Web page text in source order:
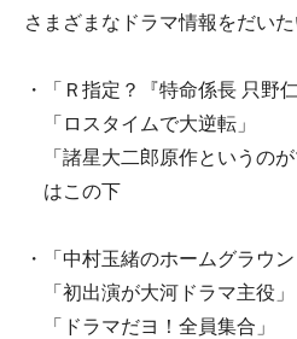
さまざまなドラマ情報をだい
・「Ｒ指定？『特命係長 只野
「ロスタイムで大逆転」
「諸星大二郎原作というのが
はこの下
・「中村玉緒のホームグラウン
「初出演が大河ドラマ主役」
「ドラマだヨ！全員集合」